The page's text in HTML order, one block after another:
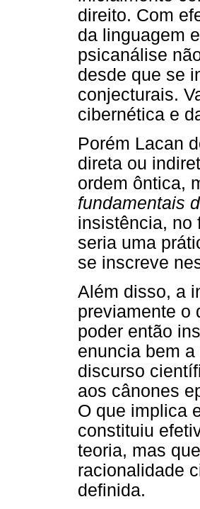
direito. Com
da linguagem
psicanálise
desde que se
conjecturais.
cibernética e
Porém Lacan
direta ou
ordem ôntica,
fundamentais
insistência, no
seria uma
se inscreve
Além disso, a
previamente o
poder então
enuncia bem
discurso
aos cânones
O que implica
constituiu
teoria, mas
racionalidade
definida.